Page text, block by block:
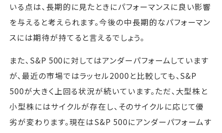
いる点は、長期的に見たときにパフォーマンスに良い影響
を与えると考えられます。今後の中長期的なパフォーマン
スには期待が持てると言えるでしょう。
また、S&P 500に対してはアンダーパフォームしています
が、最近の市場ではラッセル2000と比較しても、S&P
500が大きく上回る状況が続いています。ただ、大型株と
小型株にはサイクルが存在し、そのサイクルに応じて優
劣が変わります。現在はS&P 500にアンダーパフォームす